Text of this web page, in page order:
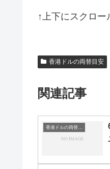
↑上下にスクロー
香港ドルの両替目安
関連記事